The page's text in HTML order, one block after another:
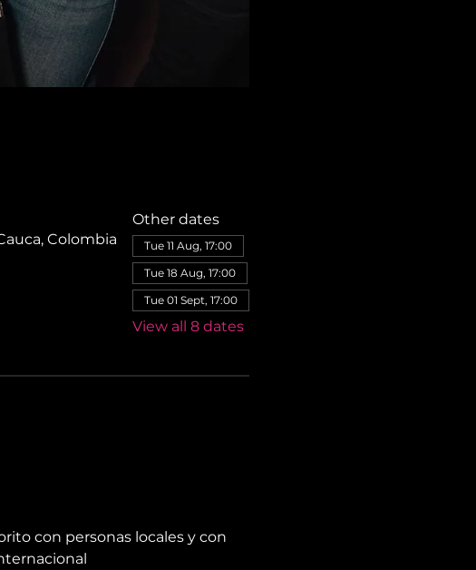
Colombia
Other dates
Tue 11 Aug, 17:00
Tue 18 Aug, 17:00
Tue 01 Sept, 17:00
View all 8 dates
con personas locales y con